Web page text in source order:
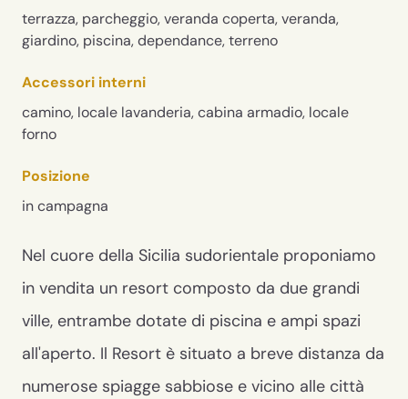
terrazza, parcheggio, veranda coperta, veranda,
giardino, piscina, dependance, terreno
Accessori interni
camino, locale lavanderia, cabina armadio, locale
forno
Posizione
in campagna
Nel cuore della Sicilia sudorientale proponiamo
in vendita un resort composto da due grandi
ville, entrambe dotate di piscina e ampi spazi
all'aperto. Il Resort è situato a breve distanza da
numerose spiagge sabbiose e vicino alle città